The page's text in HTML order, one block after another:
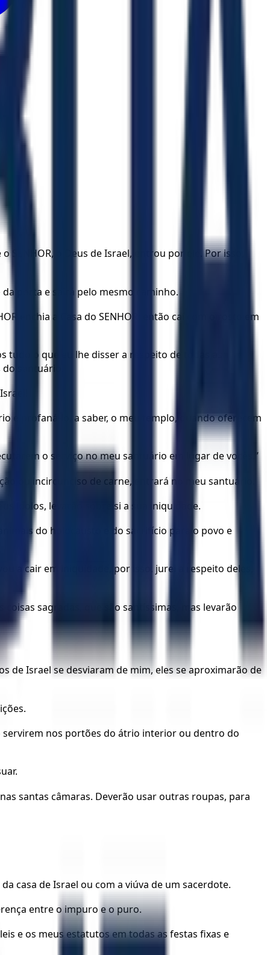
o Deus de Israel, entrou por ele. Por isso,
porta e sairá pelo mesmo caminho.
enchia a Casa do SENHOR; então caí com o rosto em
o que eu lhe disser a respeito de todas as
santuário.
e profaná-lo, a saber, o meu templo, quando oferecem
o serviço no meu santuário em lugar de vocês.”
ou incircunciso de carne, entrará no meu santuário.
ídolos, levarão sobre si a sua iniquidade.
do holocausto e do sacrifício para o povo e
a cair em iniquidade, por isso, jurei a respeito deles,
sagradas, que são santíssimas, mas levarão
de Israel se desviaram de mim, eles se aproximarão de
servirem nos portões do átrio interior ou dentro do
santas câmaras. Deverão usar outras roupas, para
casa de Israel ou com a viúva de um sacerdote.
entre o impuro e o puro.
e os meus estatutos em todas as festas fixas e